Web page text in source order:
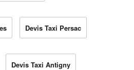
Devis Taxi Persac
Devis Taxi Antigny